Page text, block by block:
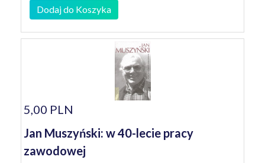
Dodaj do Koszyka
5,00 PLN
Jan Muszyński: w 40-lecie pracy
zawodowej